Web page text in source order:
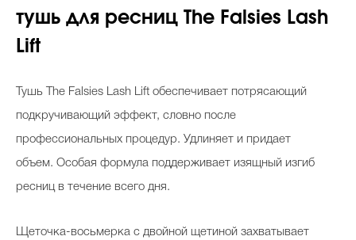
тушь для ресниц The Falsies Lash
Lift
Тушь The Falsies Lash Lift обеспечивает потрясающий
подкручивающий эффект, словно после
профессиональных процедур. Удлиняет и придает
объем. Особая формула поддерживает изящный изгиб
ресниц в течение всего дня.
Щеточка-восьмерка с двойной щетиной захватывает